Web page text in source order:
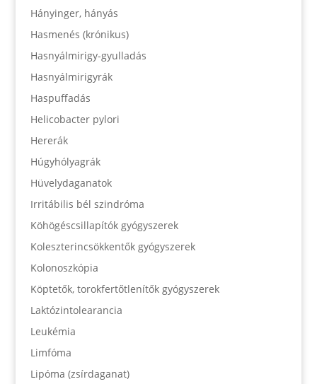
Hányinger, hányás
Hasmenés (krónikus)
Hasnyálmirigy-gyulladás
Hasnyálmirigyrák
Haspuffadás
Helicobacter pylori
Hererák
Húgyhólyagrák
Hüvelydaganatok
Irritábilis bél szindróma
Köhögéscsillapítók gyógyszerek
Koleszterincsökkentők gyógyszerek
Kolonoszkópia
Köptetők, torokfertőtlenítők gyógyszerek
Laktózintolearancia
Leukémia
Limfóma
Lipóma (zsírdaganat)